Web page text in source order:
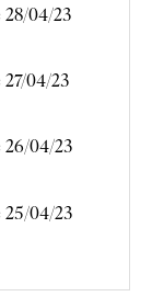
28/04/23
04/23
26/04/23
25/04/23